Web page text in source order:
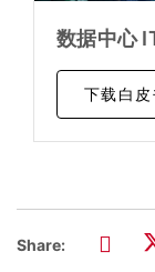
数据中心
下载白皮
Share: